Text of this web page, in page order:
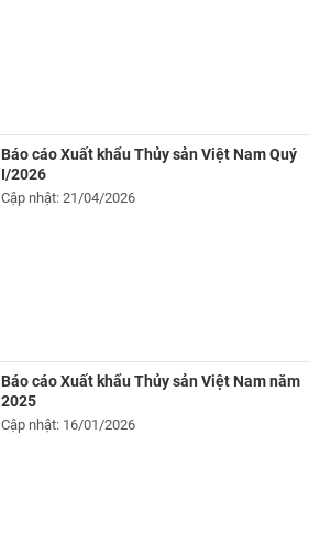
Báo cáo Xuất khẩu Thủy sản Việt Nam Quý
I/2026
Cập nhật: 21/04/2026
Báo cáo Xuất khẩu Thủy sản Việt Nam năm
2025
Cập nhật: 16/01/2026